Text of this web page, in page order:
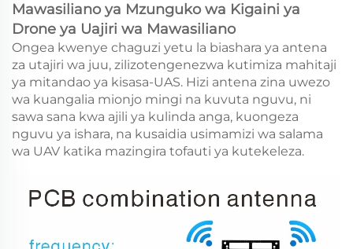
Mawasiliano ya Mzunguko wa Kigaini ya
Drone ya Uajiri wa Mawasiliano
Ongea kwenye chaguzi yetu la biashara ya antena
za utajiri wa juu, zilizotengenezwa kutimiza mahitaji
ya mitandao ya kisasa-UAS. Hizi antena zina uwezo
wa kuangalia mionjo mingi na kuvuta nguvu, ni
sawa sana kwa ajili ya kulinda anga, kuongeza
nguvu ya ishara, na kusaidia usimamizi wa salama
wa UAV katika mazingira tofauti ya kutekeleza.